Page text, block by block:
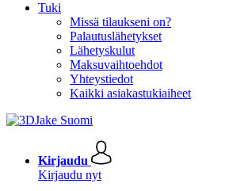
Tuki
Missä tilaukseni on?
Palautuslähetykset
Lähetyskulut
Maksuvaihtoehdot
Yhteystiedot
Kaikki asiakastukiaiheet
Kirjaudu
Kirjaudu nyt